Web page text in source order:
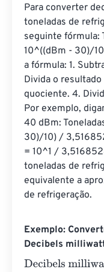
Para converter
toneladas de
seguinte fórmula:
10^((dBm - 30)/
a fórmula: 1.
Divida o resultado
quociente. 4.
Por exemplo,
40 dBm:
30)/10) /
= 10^1 /
toneladas de
equivalente a
de refrigeração.
Exemplo:
Decibels
Decibels milliwatt